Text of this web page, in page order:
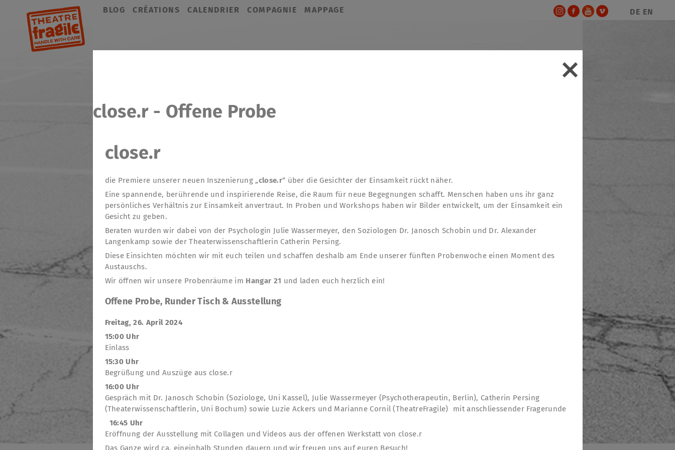
au
BLOG CRÉATIONS CALENDRIER COMPAGNIE MAPPAGE DE EN
close.r - Offene Probe
close.r
die Premiere unserer neuen Inszenierung „close.r“ über die Gesichter der Einsamkeit rückt näher.
Eine spannende, berührende und inspirierende Reise, die Raum für neue Begegnungen schafft. Menschen haben uns ihr ganz
persönliches Verhältnis zur Einsamkeit anvertraut. In Proben und Workshops haben wir Bilder entwickelt, um der Einsamkeit ein
Gesicht zu geben.
Beraten wurden wir dabei von der Psychologin Julie Wassermeyer, den Soziologen Dr. Janosch Schobin und Dr. Alexander
Langenkamp sowie der Theaterwissenschaftlerin Catherin Persing.
Diese Einsichten möchten wir mit euch teilen und schaffen deshalb am Ende unserer fünften Probenwoche einen Moment des
Austauschs.
Wir öffnen wir unsere Probenräume im Hangar 21 und laden euch herzlich ein!
Offene Probe, Runder Tisch & Ausstellung
Freitag, 26. April 2024
15:00 Uhr
Einlass
15:30 Uhr
Begrüßung und Auszüge aus close.r
16:00 Uhr
Gespräch mit Dr. Janosch Schobin (Soziologe, Uni Kassel), Julie Wassermeyer (Psychotherapeutin, Berlin), Catherin Persing
(Theaterwissenschaftlerin, Uni Bochum) sowie Luzie Ackers und Marianne Cornil (TheatreFragile) mit anschliessender Fragerunde
16:45 Uhr
Eröffnung der Ausstellung mit Collagen und Videos aus der offenen Werkstatt von close.r
Das Ganze wird ca. eineinhalb Stunden dauern und wir freuen uns auf euren Besuch!